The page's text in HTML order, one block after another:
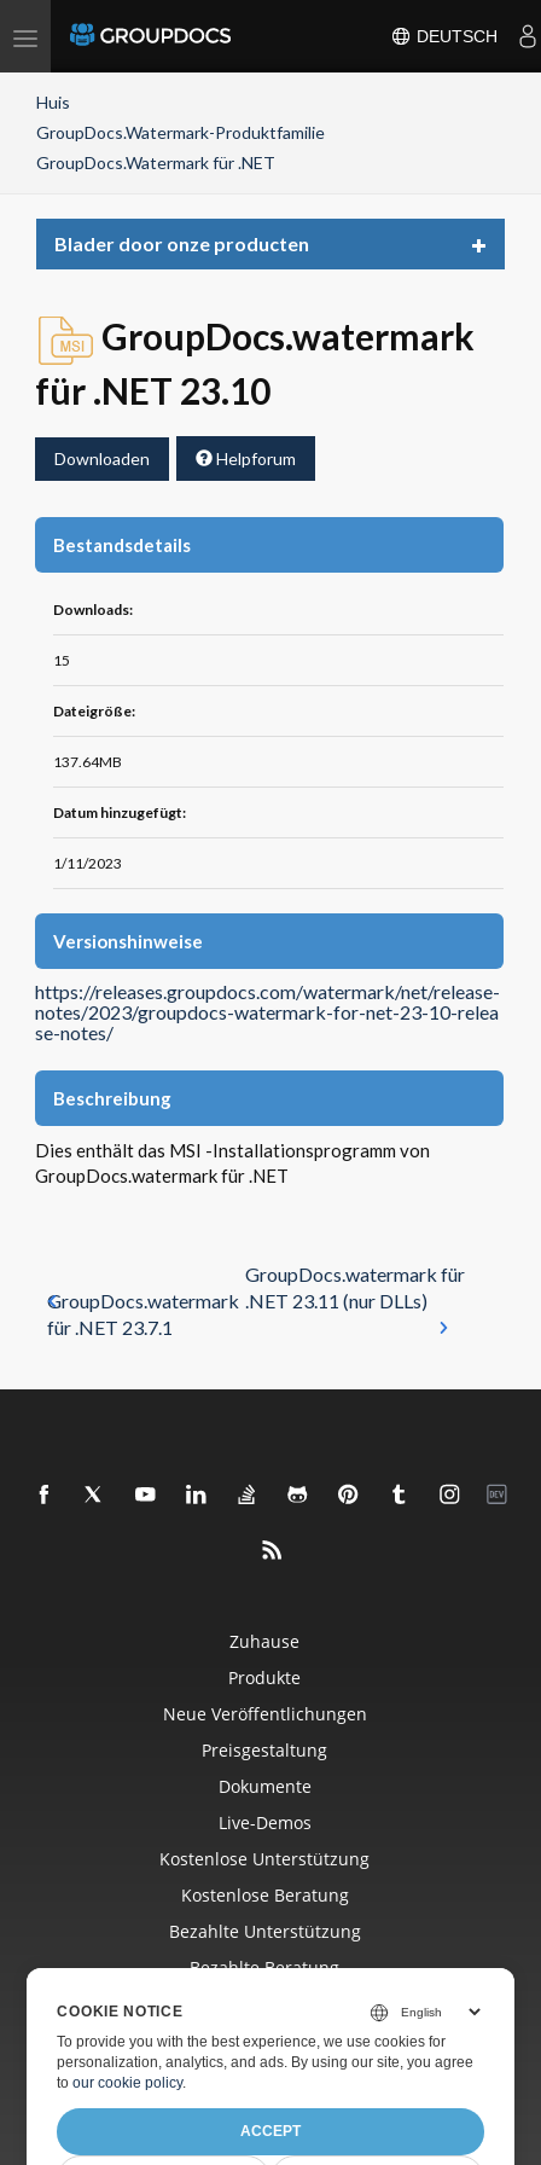
Toggle
DEUTSCH
Huis
GroupDocs.Watermark-Produktfamilie
GroupDocs.Watermark für .NET
Blader door onze producten
Toggle
GroupDocs.watermark
für .NET 23.10
Downloaden Helpforum
Bestandsdetails
Downloads:
15
Dateigröße:
137.64MB
Datum hinzugefügt:
1/11/2023
Versionshinweise
https://releases.groupdocs.com/watermark/net/release-
notes/2023/groupdocs-watermark-for-net-23-10-relea
se-notes/
Beschreibung
Dies enthält das MSI -Installationsprogramm von
GroupDocs.watermark für .NET
GroupDocs.watermark
für .NET 23.7.1
GroupDocs.watermark für
.NET 23.11 (nur DLLs)
Zuhause
Produkte
Neue Veröffentlichungen
Preisgestaltung
Dokumente
Live-Demos
Kostenlose Unterstützung
Kostenlose Beratung
Bezahlte Unterstützung
Bezahlte Beratung
Webseiten
COOKIE NOTICE
To provide you with the best experience, we use cookies for
personalization, analytics, and ads. By using our site, you agree
toour cookie policy.
ACCEPT